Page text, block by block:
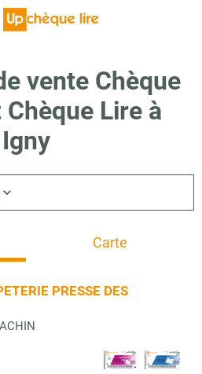
vente Chèque
Lire à
Igny
Carte
PRESSE DES